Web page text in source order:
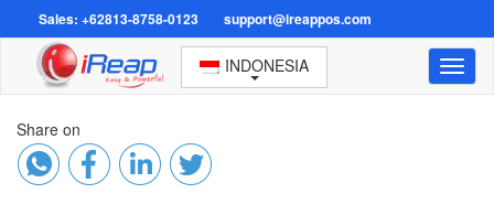
Sales: +62813-8758-0123 support@ireappos.com
INDONESIA
Share on